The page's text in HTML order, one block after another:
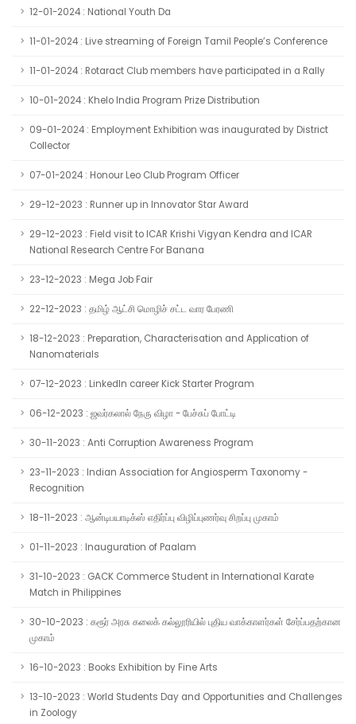
12-01-2024 : National Youth Da
11-01-2024 : Live streaming of Foreign Tamil People’s Conference
11-01-2024 : Rotaract Club members have participated in a Rally
10-01-2024 : Khelo India Program Prize Distribution
09-01-2024 : Employment Exhibition was inaugurated by District
Collector
07-01-2024 : Honour Leo Club Program Officer
29-12-2023 : Runner up in Innovator Star Award
29-12-2023 : Field visit to ICAR Krishi Vigyan Kendra and ICAR
National Research Centre For Banana
23-12-2023 : Mega Job Fair
22-12-2023 : தமிழ் ஆட்சி மொழிச் சட்ட வார பேரணி
18-12-2023 : Preparation, Characterisation and Application of
Nanomaterials
07-12-2023 : LinkedIn career Kick Starter Program
06-12-2023 : ஜவர்கலால் நேரு விழா - பேச்சுப் போட்டி
30-11-2023 : Anti Corruption Awareness Program
23-11-2023 : Indian Association for Angiosperm Taxonomy -
Recognition
18-11-2023 : ஆன்டிபயாடிக்ஸ் எதிர்ப்பு விழிப்புணர்வு சிறப்பு முகாம்
01-11-2023 : Inauguration of Paalam
31-10-2023 : GACK Commerce Student in International Karate
Match in Philippines
30-10-2023 : கரூர் அரசு கலைக் கல்லூரியில் புதிய வாக்காளர்கள் சேர்ப்பதற்கான
முகாம்
16-10-2023 : Books Exhibition by Fine Arts
13-10-2023 : World Students Day and Opportunities and Challenges
in Zoology